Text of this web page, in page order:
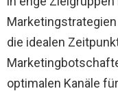
die idealen
optimalen Kanäle